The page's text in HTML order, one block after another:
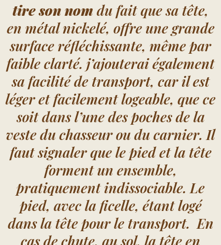
tire son nom du fait que sa tête,
en métal nickelé, offre une grande
surface réfléchissante, même par
faible clarté. j’ajouterai également
sa facilité de transport, car il est
léger et facilement logeable, que ce
soit dans l’une des poches de la
veste du chasseur ou du carnier. Il
faut signaler que le pied et la tête
forment un ensemble,
pratiquement indissociable. Le
pied, avec la ficelle, étant logé
dans la tête pour le transport. En
cas de chute, au sol, la tête en